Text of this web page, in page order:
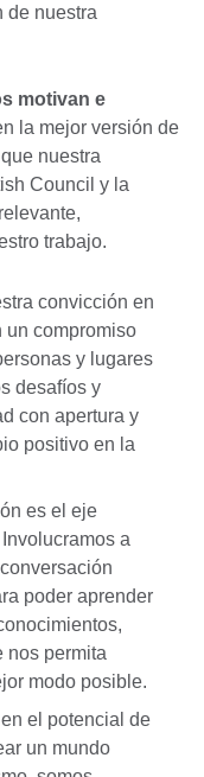
de nuestra
motivan e
la mejor versión de
nuestra
Council y la
trabajo.
convicción en
un compromiso
y lugares
desafíos y
con apertura y
positivo en la
es el eje
a
poder aprender
nos permita
modo posible.
el potencial de
un mundo